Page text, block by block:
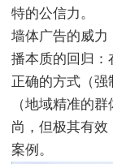
特的公信力。
墙体广告的威力
播本质的回归：
正确的方式（
（地域精准的
尚，但极其有效
案例。